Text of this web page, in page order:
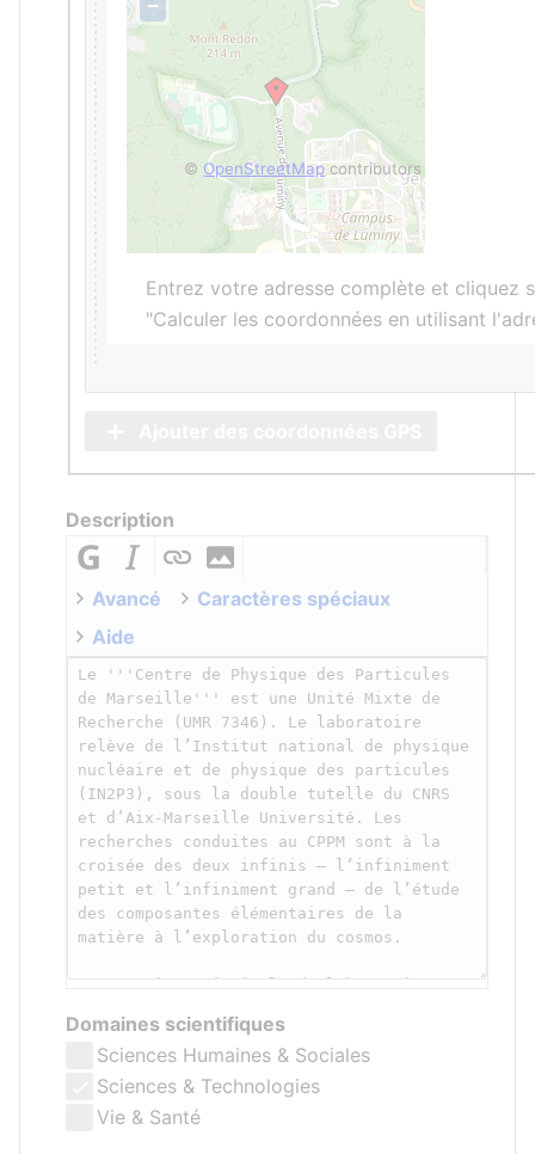
−
© OpenStreetMapcontributors
Entrez votre adresse complète et cliquez
"Calculer les coordonnées en utilisant
Description
Avancé
Caractères spéciaux
Aide
Domaines scientifiques
Sciences Humaines & Sociales
Sciences & Technologies
Vie & Santé